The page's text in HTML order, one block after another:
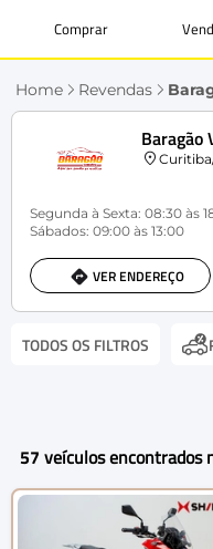
Comprar
Home Revendas
Baragão
Segunda à Sexta: 08:30 às
Sábados: 09:00 às 13:00
VER ENDEREÇO
TODOS OS FILTROS
57 veículos encontrados